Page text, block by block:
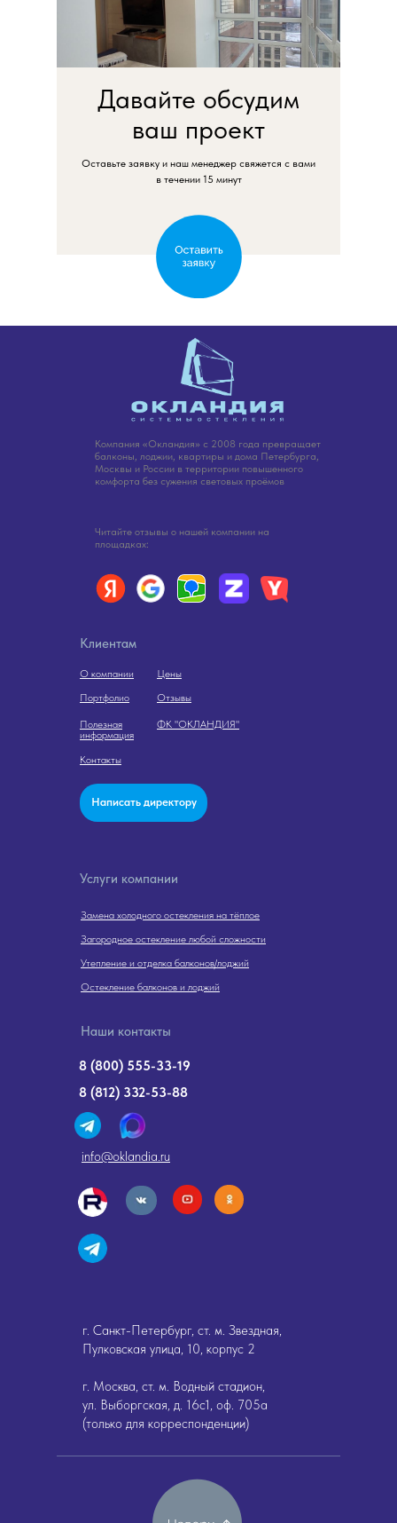
Давайте обсудим
ваш проект
Оставьте заявку и наш менеджер свяжется с вами
в течении 15 минут
Компания «Окландия» с 2008 года превращает
балконы, лоджии, квартиры и дома Петербурга,
Москвы и России в территории повышенного
комфорта без сужения световых проёмов
Замена холодного остекления на тёплое
Загородное остекление любой сложности
Утепление и отделка балконов/лоджий
Остекление балконов и лоджий
г. Санкт-Петербург, ст. м. Звездная,
Пулковская улица, 10, корпус 2
г. Москва, ст. м. Водный стадион,
ул. Выборгская, д. 16с1, оф. 705а
(только для корреспонденции)
Наши контакты
8 (800) 555-33-19
8 (812) 332-53-88
info@oklandia.ru
Услуги компании
Клиентам
Читайте отзывы о нашей компании на
площадках:
Написать директору
О компании
Портфолио
Отзывы
Полезная
информация
ФК "ОКЛАНДИЯ"
Цены
Контакты